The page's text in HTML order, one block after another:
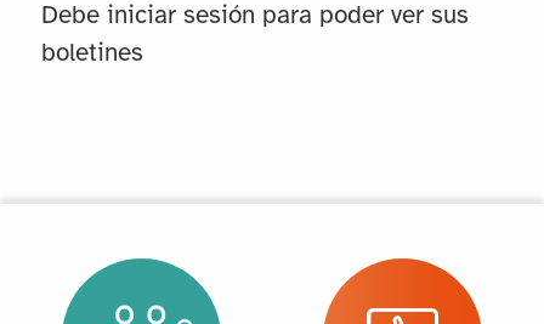
Debe iniciar sesión para poder ver sus
boletines